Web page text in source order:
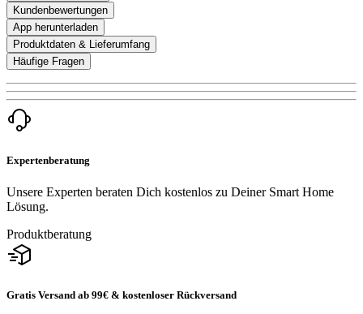
Kundenbewertungen
App herunterladen
Produktdaten & Lieferumfang
Häufige Fragen
Expertenberatung
Unsere Experten beraten Dich kostenlos zu Deiner Smart Home
Lösung.
Produktberatung
Gratis Versand ab 99€ & kostenloser Rückversand